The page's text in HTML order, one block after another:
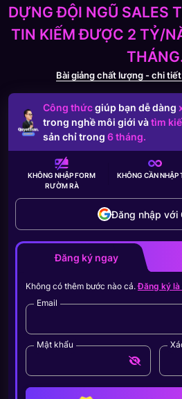
DỰNG ĐỘI NGŨ SALES
TIN KIẾM ĐƯỢC 2 TỶ/
Bài giảng chất lượng - chi
Công thứcgiúp bạn dễ dàng
trong nghề môi giới vàtìm
sản chỉ trong 6 tháng.
KHÔNG NHẬP FORM
RƯỜM RÀ
KHÔNG CẦNNHẬP
Đăng nhập với
Đăng ký ngay
Không có thêm bước nào cả.Đăng ký là
Email
Mật khẩu